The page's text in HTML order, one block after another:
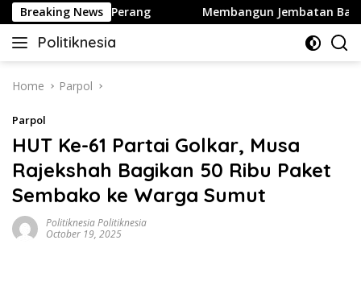
Skip
to
content
Breaking News
Hentikan Perang Membangun Jembatan Baru
Politiknesia
Politiknesia.com
Home Parpol
Parpol
HUT Ke-61 Partai Golkar, Musa
Rajekshah Bagikan 50 Ribu Paket
Sembako ke Warga Sumut
Politiknesia Politiknesia
October 19, 2025